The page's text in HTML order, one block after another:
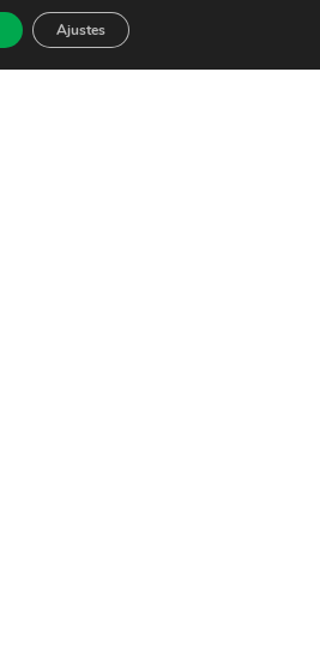
Ajustes